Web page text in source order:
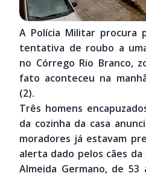
A Polícia Militar procura
tentativa de roubo a
no Córrego Rio Branco,
fato aconteceu na
(2).
Três homens
da cozinha da casa
moradores já estavam
alerta dado pelos cães
Almeida Germano, de